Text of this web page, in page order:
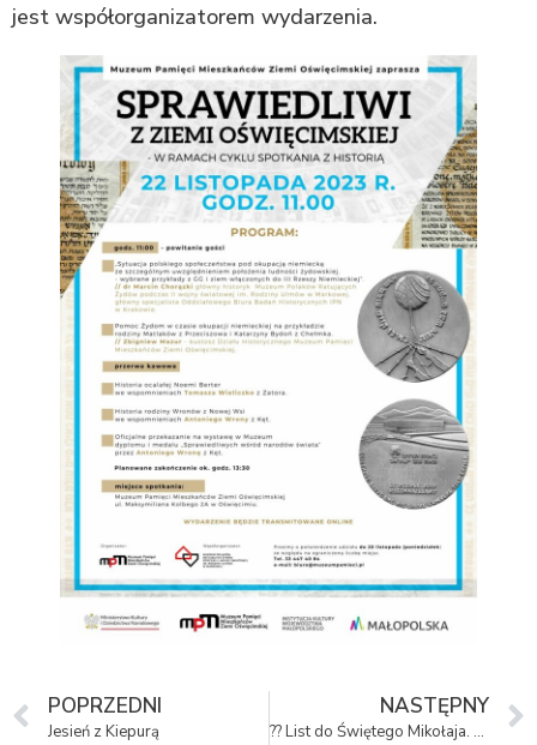
jest współorganizatorem wydarzenia.
POPRZEDNI
Jesień z Kiepurą
NASTĘPNY
?? List do Świętego Mikołaja. Edycja 2023